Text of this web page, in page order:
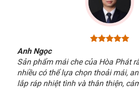
Anh Ngọc
Sản phẩm mái che của Hòa Phát
nhiều có thể lựa chọn thoải mái,
lắp ráp nhiệt tình và thân thiện,